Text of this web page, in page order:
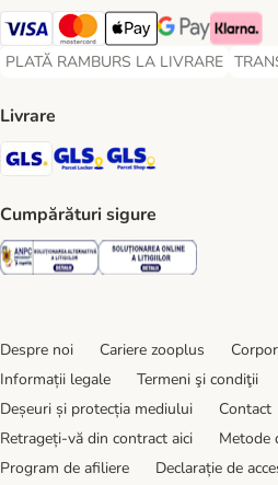
Visa Payment Method
Master Card Payment Method
Apple Pay Payment
Google PayKlarna
PLATĂ RAMBURS LA LIVRARE
PLATĂ RAMBURS LA LIVRARE
Livrare
GLS Shipping Method
GLS Locker Shipping
Cumpărături sigure
Security Security
Despre noi Cariere zooplus
Informații legale
Termeni şi condiţii
Deșeuri și protecția mediului
Contact
Retrageți-vă din contract aici
Metode
Program de afiliere
Declarație de